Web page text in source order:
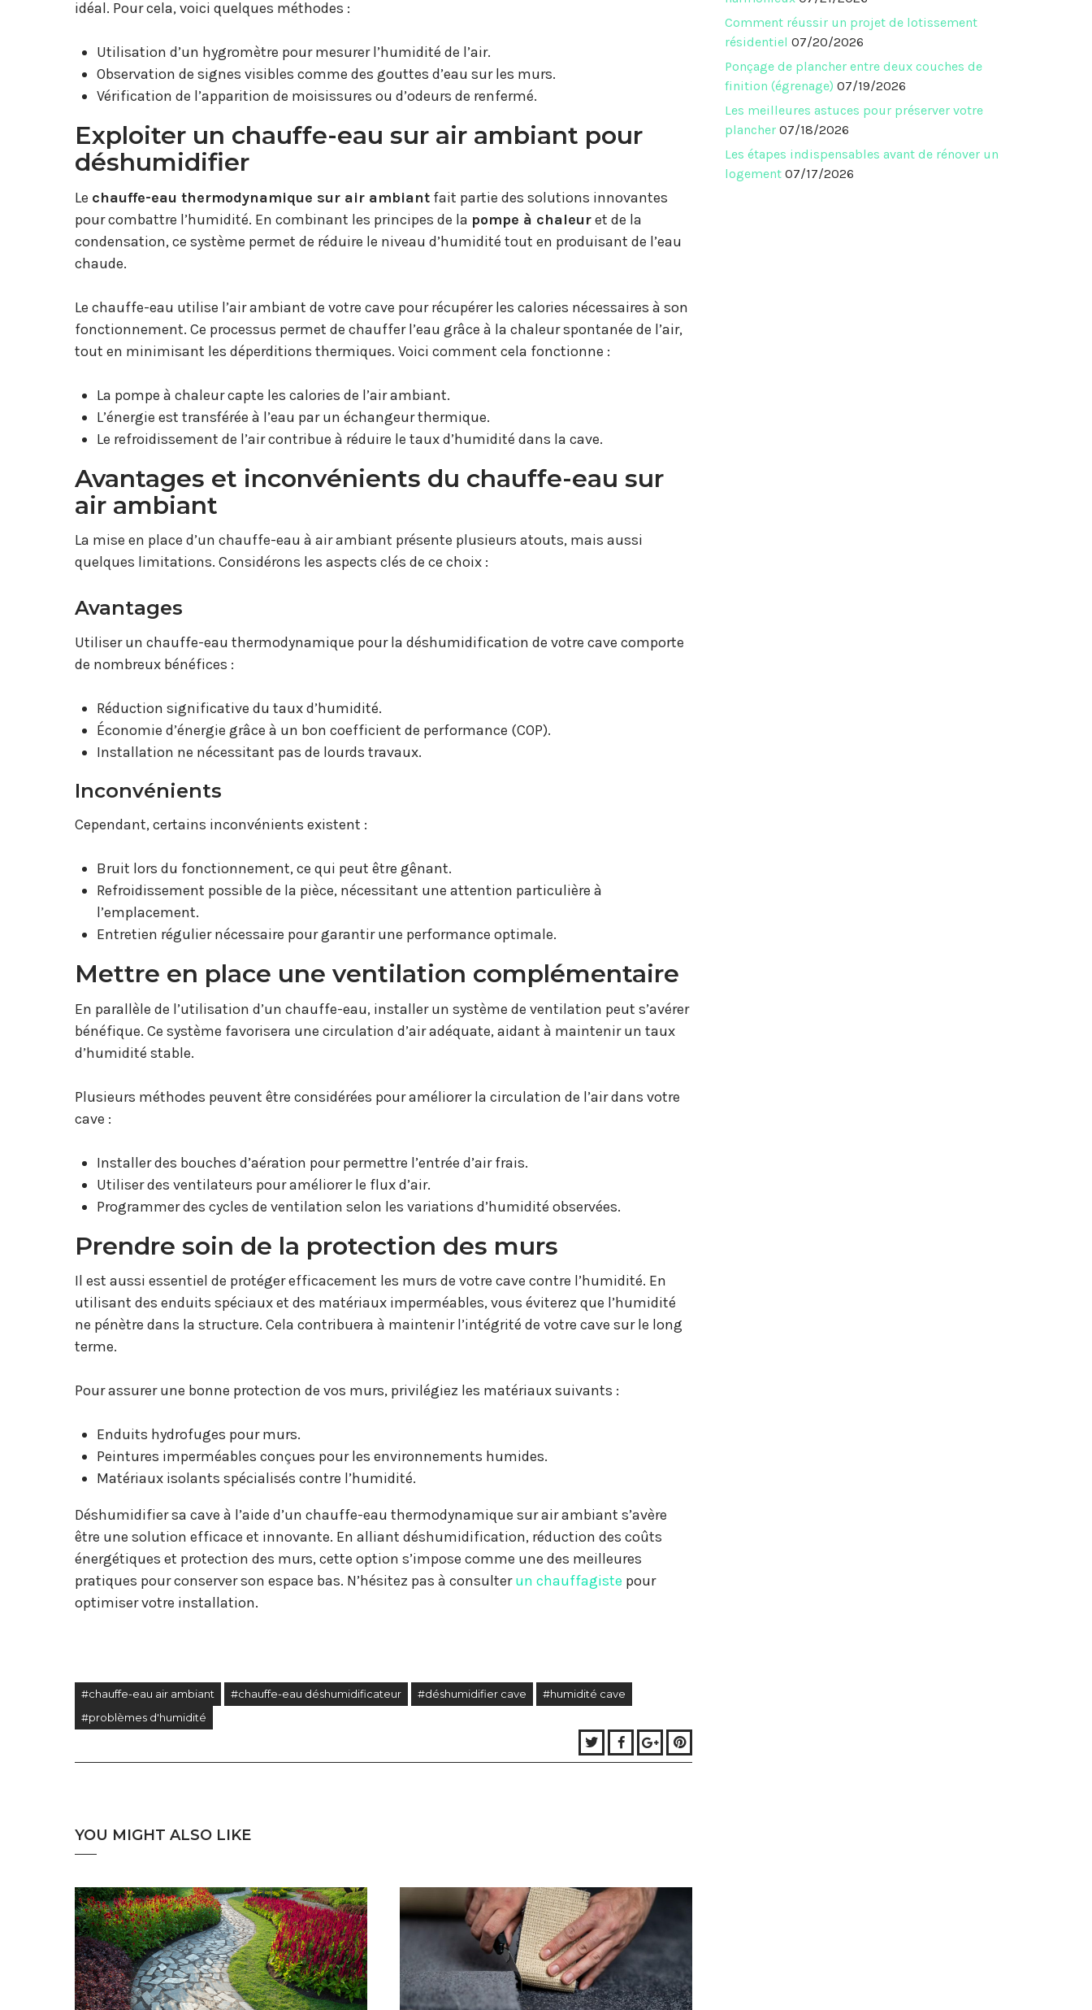
idéal. Pour cela, voici quelques méthodes :
Utilisation d’un hygromètre pour mesurer l’humidité de l’air.
Observation de signes visibles comme des gouttes d’eau sur les murs.
Vérification de l’apparition de moisissures ou d’odeurs de renfermé.
Exploiter un chauffe-eau sur air ambiant pour
déshumidifier
Le chauffe-eau thermodynamique sur air ambiant fait partie des solutions innovantes
pour combattre l’humidité. En combinant les principes de la pompe à chaleuret de la
condensation, ce système permet de réduire le niveau d’humidité tout en produisant de l’eau
chaude.
Le chauffe-eau utilise l’air ambiant de votre cave pour récupérer les calories nécessaires à son
fonctionnement. Ce processus permet de chauffer l’eau grâce à la chaleur spontanée de l’air,
tout en minimisant les déperditions thermiques. Voici comment cela fonctionne :
La pompe à chaleur capte les calories de l’air ambiant.
L’énergie est transférée à l’eau par un échangeur thermique.
Le refroidissement de l’air contribue à réduire le taux d’humidité dans la cave.
Avantages et inconvénients du chauffe-eau sur
air ambiant
La mise en place d’un chauffe-eau à air ambiant présente plusieurs atouts, mais aussi
quelques limitations. Considérons les aspects clés de ce choix :
Avantages
Utiliser un chauffe-eau thermodynamique pour la déshumidification de votre cave comporte
de nombreux bénéfices :
Réduction significative du taux d’humidité.
Économie d’énergie grâce à un bon coefficient de performance (COP).
Installation ne nécessitant pas de lourds travaux.
Inconvénients
Cependant, certains inconvénients existent :
Bruit lors du fonctionnement, ce qui peut être gênant.
Refroidissement possible de la pièce, nécessitant une attention particulière à
l’emplacement.
Entretien régulier nécessaire pour garantir une performance optimale.
Mettre en place une ventilation complémentaire
En parallèle de l’utilisation d’un chauffe-eau, installer un système de ventilation peut s’avérer
bénéfique. Ce système favorisera une circulation d’air adéquate, aidant à maintenir un taux
d’humidité stable.
Plusieurs méthodes peuvent être considérées pour améliorer la circulation de l’air dans votre
cave :
Installer des bouches d’aération pour permettre l’entrée d’air frais.
Utiliser des ventilateurs pour améliorer le flux d’air.
Programmer des cycles de ventilation selon les variations d’humidité observées.
Prendre soin de la protection des murs
Il est aussi essentiel de protéger efficacement les murs de votre cave contre l’humidité. En
utilisant des enduits spéciaux et des matériaux imperméables, vous éviterez que l’humidité
ne pénètre dans la structure. Cela contribuera à maintenir l’intégrité de votre cave sur le long
terme.
Pour assurer une bonne protection de vos murs, privilégiez les matériaux suivants :
Enduits hydrofuges pour murs.
Peintures imperméables conçues pour les environnements humides.
Matériaux isolants spécialisés contre l’humidité.
Déshumidifier sa cave à l’aide d’un chauffe-eau thermodynamique sur air ambiant s’avère
être une solution efficace et innovante. En alliant déshumidification, réduction des coûts
énergétiques et protection des murs, cette option s’impose comme une des meilleures
pratiques pour conserver son espace bas. N’hésitez pas à consulterun chauffagiste pour
optimiser votre installation.
#chauffe-eau air ambiant #chauffe-eau déshumidificateur #déshumidifier cave
#humidité cave
#problèmes d'humidité
TwitterFacebook
Google+Pinterest
YOU MIGHT ALSO LIKE
Comment réussir un projet de lotissement
résidentiel 07/20/2026
Ponçage de plancher entre deux couches de
finition (égrenage) 07/19/2026
Les meilleures astuces pour préserver votre
plancher 07/18/2026
Les étapes indispensables avant de rénover un
logement 07/17/2026